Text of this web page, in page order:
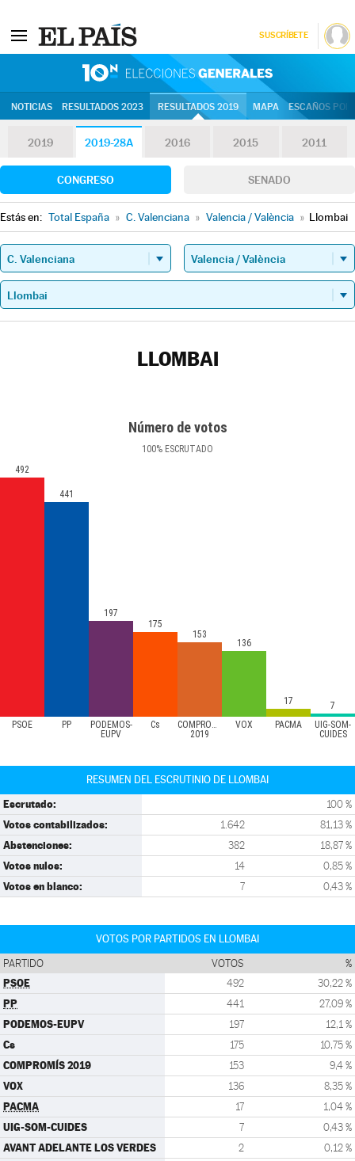
SUSCRÍBETE
NOTICIAS RESULTADOS 2023 RESULTADOS 2019 MAPA ESCAÑOS
2019 2019-28A 2016 2015 2011
CONGRESO SENADO
Estás en: Total España » C. Valenciana » Valencia / València » Llombai
LLOMBAI
Número de votos
100% ESCRUTADO
PSOE PP
PODEMOS-
EUPV
Cs
COMPROMÍS
2019
VOX PACMA
UIG-SOM-
CUIDES
492
441
197
175
153
136
17 7
RESUMEN DEL ESCRUTINIO DE LLOMBAI
Escrutado: 100 %
Votos contabilizados: 1.642 81,13 %
Abstenciones: 382 18,87 %
Votos nulos: 14 0,85 %
Votos en blanco: 7 0,43 %
VOTOS POR PARTIDOS EN LLOMBAI
PARTIDO VOTOS %
PSOE 492 30,22 %
PP 441 27,09 %
PODEMOS-EUPV 197 12,1 %
Cs 175 10,75 %
COMPROMÍS 2019 153 9,4 %
VOX 136 8,35 %
PACMA 17 1,04 %
UIG-SOM-CUIDES 7 0,43 %
AVANT ADELANTE LOS VERDES 2 0,12 %